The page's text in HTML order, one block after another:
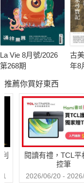
裝修概念，也是一種省
另一方面站在屋主的
時，會先觀察他是否長
事，一是這位設計師有
這樣的思考方式也是另
這一行，能夠遇到讓自
的屋主因為勤做功課，
設計師創作出新穎的設
官網、部落格，就能
La Vie 8月號/2026
第268期
古
年8
推薦你買好東西
閱讀有禮，TCL平
控筆
2026/06/20 -